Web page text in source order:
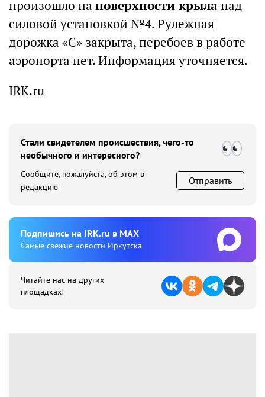
произошло на поверхности крыланад
силовой установкой №4. Рулежная
дорожка «С» закрыта, перебоев в работе
аэропорта нет. Информация уточняется.
IRK.ru
Стали свидетелем происшествия, чего-то
необычного и интересного?
Сообщите, пожалуйста, об этом в
редакцию
Отправить
Подпишиcь на IRK.ru в MAX
Cамые свежие новости Иркутска
Читайте нас на других
площадках!